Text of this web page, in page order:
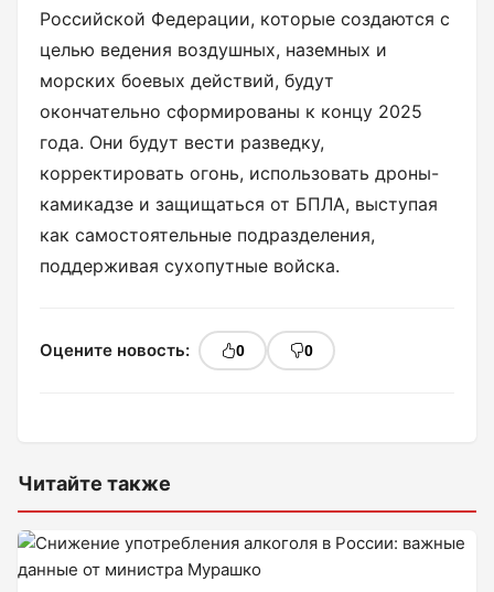
Российской Федерации, которые создаются с
целью ведения воздушных, наземных и
морских боевых действий, будут
окончательно сформированы к концу 2025
года. Они будут вести разведку,
корректировать огонь, использовать дроны-
камикадзе и защищаться от БПЛА, выступая
как самостоятельные подразделения,
поддерживая сухопутные войска.
Оцените новость: 0 0
Читайте также